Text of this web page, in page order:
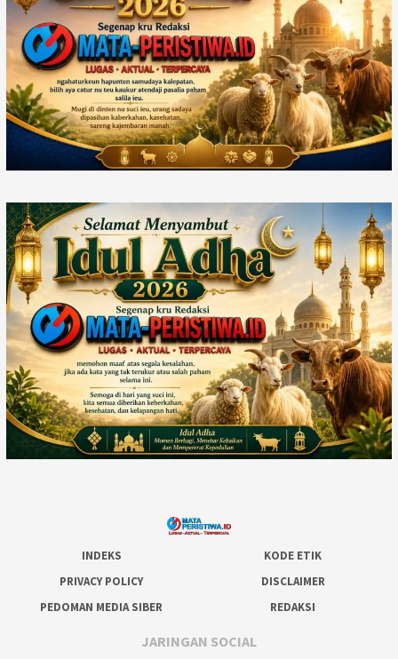
INDEKS
KODE ETIK
PRIVACY POLICY
DISCLAIMER
PEDOMAN MEDIA SIBER
REDAKSI
JARINGAN SOCIAL